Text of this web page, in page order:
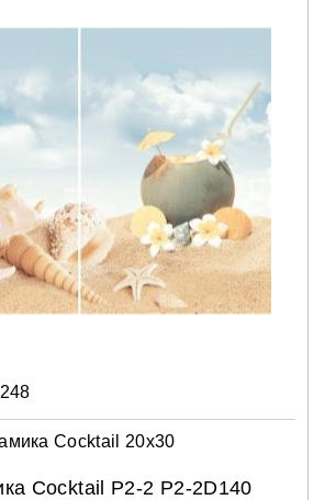
Cocktail 20x30
Cocktail P2-2 P2-2D140